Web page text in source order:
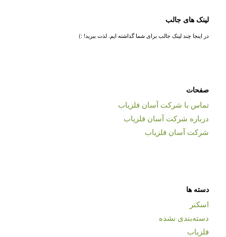
لینک های جالب
در اینجا چند لینک جالب برای شما گذاشته ایم. لذت ببرید! :)
صفحات
تماس با شرکت آسان فلزیاب
درباره شرکت آسان فلزیاب
شرکت آسان فلزیاب
دسته ها
اسکنر
دسته‌بندی نشده
فلزیاب